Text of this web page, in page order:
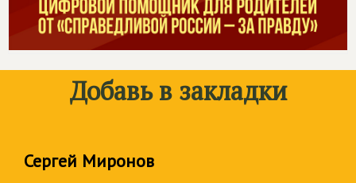
Добавь в закладки
Сергей Миронов